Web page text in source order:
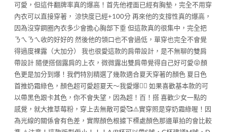
可愛，但這件翻牌率真的爆高！首先他裡面已經有胸墊，完全不用穿
內衣可以直接穿著， 涼快度已經+100分 再來他的支撐性真的爆高，
因為沒穿鋼圈內衣多少會擔心胸部下垂 但這款真的很集中，完全把
ㄋㄟㄋㄟ收的好好的 然後他的領口也不會過低，單穿也完全不會覺
得過度裸露（大加分） 我也很愛這款的肩帶設計，是不無聊的雙肩
帶設計 隨便搭個露肩的上衣，微微露出雙肩帶覺得自己好可愛😝顏
色更是加分到爆！我們特別精選了幾款適合夏天穿著的顏色 夏日色
首推奶霜綠色，顏色超可愛超夏天～我愛爆✌🏻 如果喜歡基本款的可
以帶黑色跟卡其色，你不會失望，因為超！百！搭 喜歡少女一點的
感覺，就大推草莓粉，穿上去無敵可愛🥰⚠️實穿照是穿奶霜綠喔！因
為光線的關係會有色差，實際顏色根據下標處顏色那邊單拍的會比較